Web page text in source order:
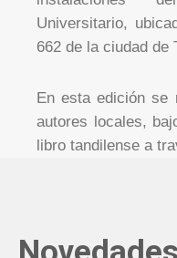
Universitario,
662 de la ciudad de
autores locales,
libro tandilense a
Novedades